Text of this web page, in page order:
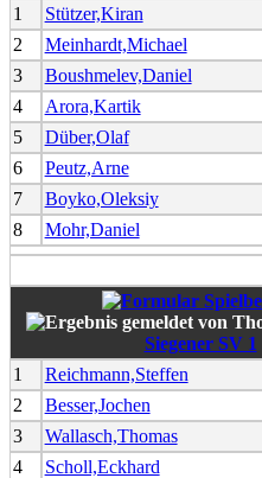
1 Stützer,Kiran
2
Meinhardt,Michael
3
Boushmelev,Daniel
4
Arora,Kartik
5
Düber,Olaf
6
Peutz,Arne
7
Boyko,Oleksiy
8
Mohr,Daniel
Siegener SV 1
1 Reichmann,Steffen
2
Besser,Jochen
3
Wallasch,Thomas
4
Scholl,Eckhard